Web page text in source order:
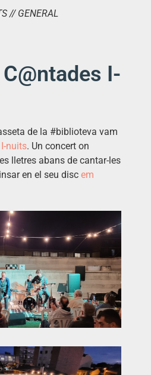
// GENERAL
I-
de la #biblioteva vam
I-nuits. Un concert on
lletres abans de cantar-les
en el seu disc em